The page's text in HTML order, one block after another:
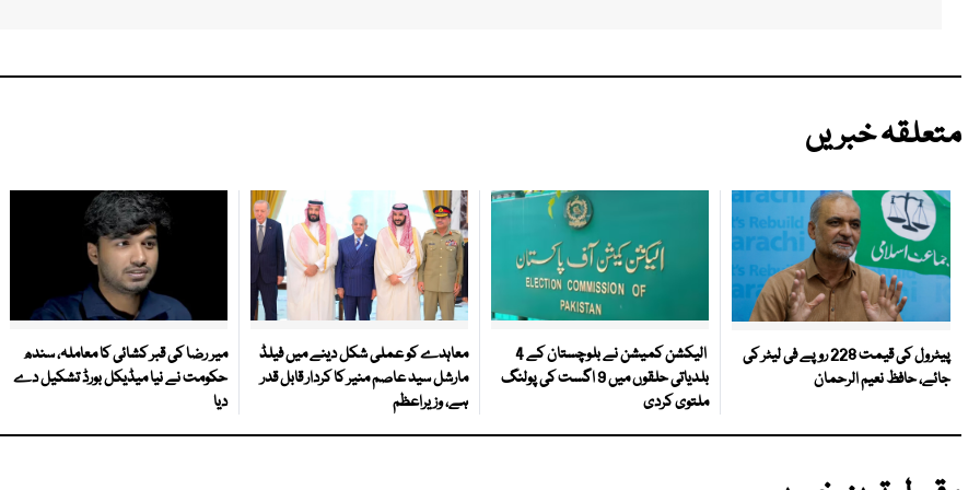
متعلقہ خبریں
پیٹرول کی قیمت 228 روپے فی لیٹر کی
جائے، حافظ نعیم الرحمان
الیکشن کمیشن نے بلوچستان کے 4
بلدیاتی حلقوں میں 9 اگست کی پولنگ
ملتوی کردی
معاہدے کو عملی شکل دینے میں فیلڈ
مارشل سید عاصم منیر کا کردار قابل قدر
ہے، وزیراعظم
میر رضا کی قبر کشائی کا معاملہ، سندھ
حکومت نے نیا میڈیکل بورڈ تشکیل دے
دیا